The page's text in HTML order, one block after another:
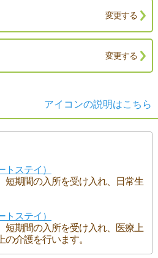
変更する
変更する
アイコンの説明はこちら
ステイ）
短期間の入所を受け入れ、日常生
ステイ）
短期間の入所を受け入れ、医療上
介護を行います。